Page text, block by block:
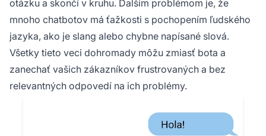
otázku a skončí v kruhu. Ďalším problémom je, že
mnoho chatbotov má ťažkosti s pochopením ľudského
jazyka, ako je slang alebo chybne napísané slová.
Všetky tieto veci dohromady môžu zmiasť bota a
zanechať vašich zákazníkov frustrovaných a bez
relevantných odpovedí na ich problémy.